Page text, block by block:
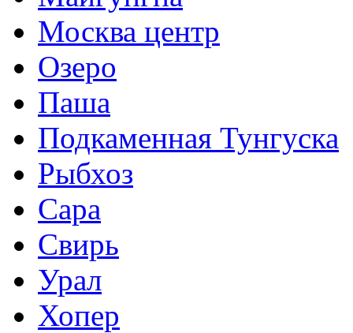
Москва центр
Озеро
Паша
Подкаменная Тунгуска
Рыбхоз
Сара
Свирь
Урал
Хопер